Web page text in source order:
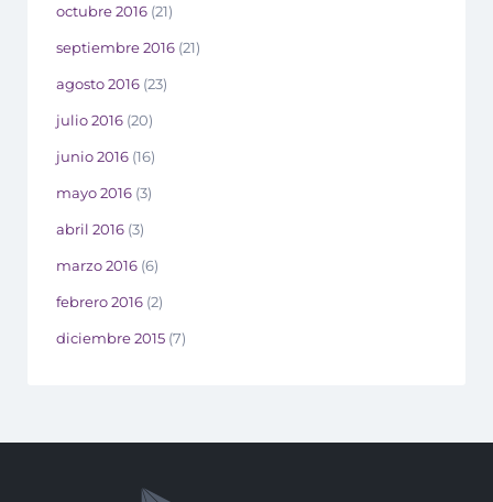
octubre 2016 (21)
septiembre 2016 (21)
agosto 2016 (23)
julio 2016 (20)
junio 2016 (16)
mayo 2016 (3)
abril 2016 (3)
marzo 2016 (6)
febrero 2016 (2)
diciembre 2015 (7)